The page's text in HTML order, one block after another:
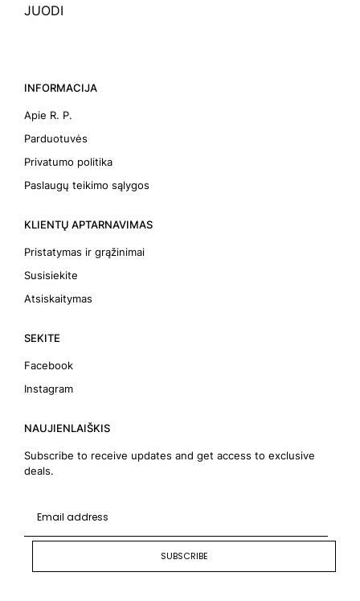
JUODI
INFORMACIJA
Apie R. P.
Parduotuvės
Privatumo politika
Paslaugų teikimo sąlygos
KLIENTŲ APTARNAVIMAS
Pristatymas ir grąžinimai
Susisiekite
Atsiskaitymas
SEKITE
Facebook
Instagram
NAUJIENLAIŠKIS
Subscribe to receive updates and get access to exclusive
deals.
SUBSCRIBE